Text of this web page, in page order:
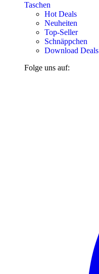
Taschen
Hot Deals
Neuheiten
Top-Seller
Schnäppchen
Download Deals
Folge uns auf: